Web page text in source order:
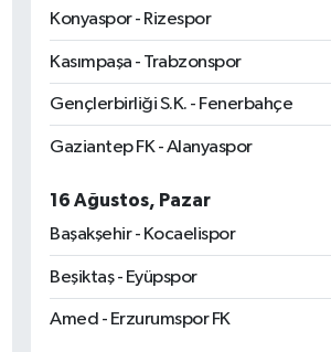
Konyaspor - Rizespor
Kasımpaşa - Trabzonspor
Gençlerbirliği S.K. - Fenerbahçe
Gaziantep FK - Alanyaspor
16 Ağustos, Pazar
Başakşehir - Kocaelispor
Beşiktaş - Eyüpspor
Amed - Erzurumspor FK